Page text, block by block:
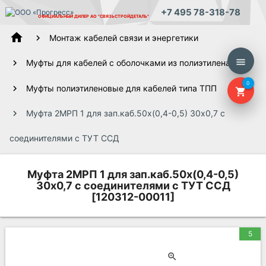
ОФИЦИАЛЬНЫЙ ДИЛЕР АО "СВЯЗЬСТРОЙДЕТАЛЬ" +7 495 78-318-78
menu
shopping_cart
0
home Монтаж кабелей связи и энергетики
Муфты для кабелей с оболочками из полиэтилена
Муфты полиэтиленовые для кабелей типа ТПП
Муфта 2МРП 1 для зап.каб.50х(0,4-0,5) 30х0,7 с
соединителями с ТУТ ССД
Муфта 2МРП 1 для зап.каб.50х(0,4-0,5)
30х0,7 с соединителями с ТУТ ССД
[120312-00011]
5